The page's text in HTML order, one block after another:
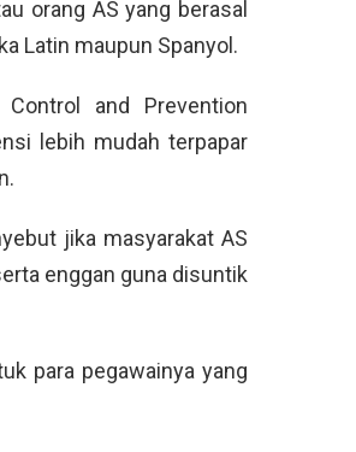
orang AS yang berasal
Latin maupun Spanyol.
and Prevention
lebih mudah terpapar
jika masyarakat AS
enggan guna disuntik
para pegawainya yang